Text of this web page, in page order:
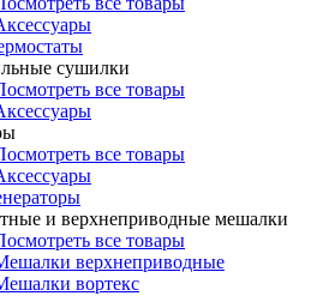
сушилки
все товары
все товары
и верхнеприводные мешалки
все товары
верхнеприводные
вортекс